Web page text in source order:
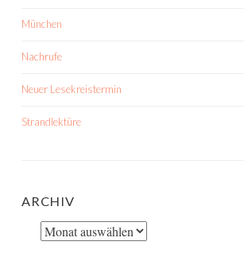
München
Nachrufe
Neuer Lesekreistermin
Strandlektüre
ARCHIV
Archiv